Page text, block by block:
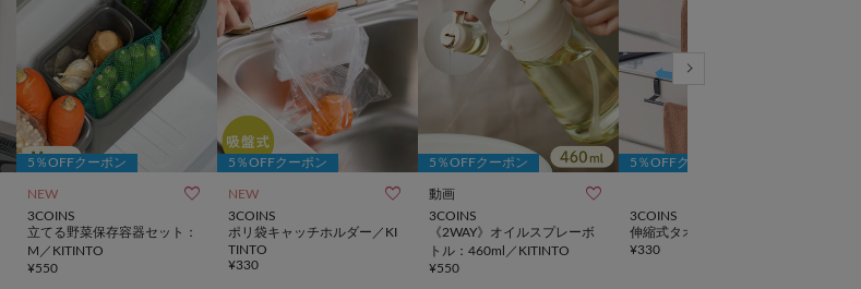
5％OFFクーポン
NEW 
3COINS
立てる野菜保存容器セット：
M／KITINTO
¥550
5％OFFクーポン
NEW 
3COINS
ポリ袋キャッチホルダー／KI
TINTO
¥330
5％OFFクーポン
動画 
3COINS
《2WAY》オイルスプレーボ
トル：460ml／KITINTO
¥550
5％OFFクーポン
3COINS
伸縮式タオルハンガー
¥330